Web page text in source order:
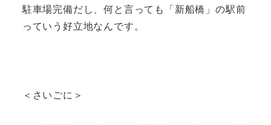
駐車場完備だし、何と言っても「新船橋」の駅前
っていう好立地なんです。
＜さいごに＞